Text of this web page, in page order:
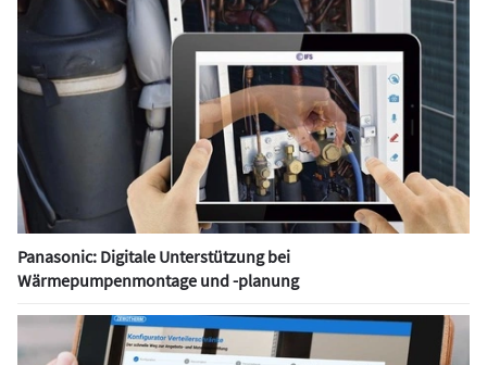
Panasonic: Digitale Unterstützung bei
Wärmepumpenmontage und -planung